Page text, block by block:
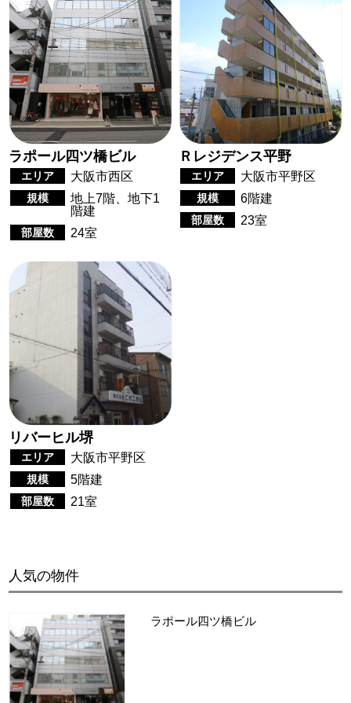
ラポール四ツ橋ビル
エリア 大阪市西区
規模
地上7階、地下1
階建
部屋数 24室
Ｒレジデンス平野
エリア 大阪市平野区
規模 6階建
部屋数 23室
リバーヒル堺
エリア 大阪市平野区
規模 5階建
部屋数 21室
人気の物件
ラポール四ツ橋ビル